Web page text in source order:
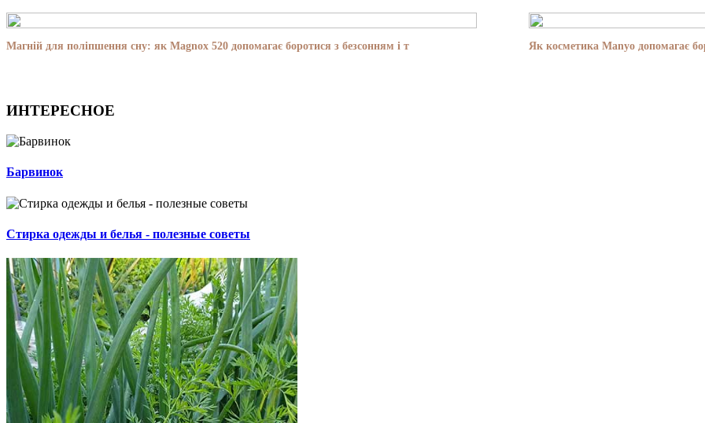
Магній для поліпшення сну: як Magnox 520 допомагає боротися з безсонням і т Як косметика Manyo допомагає
ИНТЕРЕСНОЕ
Барвинок
Стирка одежды и белья - полезные советы